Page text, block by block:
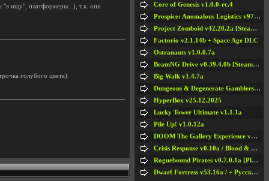
"я ищу", платформеры...), т.к. они
голубого цвета).
Core of Genesis v1.0.0-rc.4
Prospice: Anomalous Logistics v97 [Playtest]
Project Zomboid v42.20.2a [Steam Early Access]
Factorio v2.1.14b + Space Age DLC
Ostranauts v1.0.0.7a
BeamNG Drive v0.39.4.0b [Steam Early Access]
Big Walk v1.4.7a
Dungeons & Degenerate Gamblers v2.0.2a
HyperBox v25.12.2025
Lucky Tower Ultimate v1.1.1a
Pile Up! v1.0.12a
DOOM The Gallery Experience v1.4.2
Crisis Response v0.10a / Blood & Bullet
Roguebound Pirates v0.7.0.1a [Playtest]
Dwarf Fortress v53.16a / + Русская Версия v50.12a